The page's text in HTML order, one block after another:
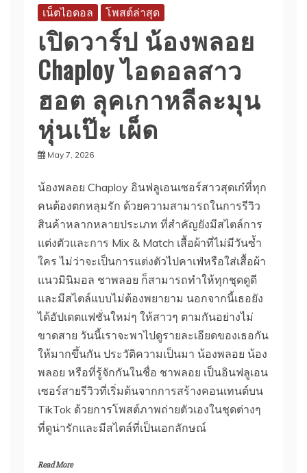
เน็ตไอดอล
โพสต์ล่าสุด
เปิดวาร์ป น้องพลอย
Chaploy ไอดอลสาว
ฮอต ลุคเกาหลีละมุน
หุ่นเป๊ะ เผ็ด
May 7, 2026
น้องพลอย Chaploy อินฟลูเอนเซอร์สาวสุดเก๋ที่ทุก
คนต้องตกหลุมรัก ด้วยความสามารถในการรีวิว
สินค้าหลากหลายประเภท ที่สำคัญยังมีสไตล์การ
แต่งตัวและการ Mix & Match เสื้อผ้าที่ไม่มีวันซ้ำ
ใคร ไม่ว่าจะเป็นการแต่งตัวไปคาเฟ่หรือใส่เสื้อผ้า
แนวมินิมอล ชาพลอย ก็สามารถทำให้ทุกชุดดูดี
และมีสไตล์แบบไม่ต้องพยายาม นอกจากนี้เธอยัง
ได้อัปเดตแฟชั่นใหม่ๆ ให้สาวๆ ตามกันอย่างไม่
ขาดสาย วันนี้เราจะพาไปดูรายละเอียดของเธอกัน
ให้มากขึ้นกัน ประวัติความเป็นมา น้องพลอย น้อง
พลอย หรือที่รู้จักกันในชื่อ ชาพลอย เป็นอินฟลูเอน
เซอร์สายรีวิวที่เริ่มต้นจากการสร้างคอนเทนต์บน
TikTok ด้วยการโพสต์ภาพถ่ายตัวเองในชุดต่างๆ
ที่ดูน่ารักและมีสไตล์ที่เป็นเอกลักษณ์
Read More